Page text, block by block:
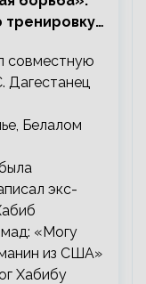
тренировку
совместную
Дагестанец
Белалом
экс-
«Могу
из США»
Хабибу